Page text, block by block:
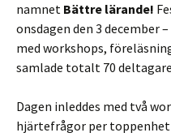
namnet Bättre lärande!
onsdagen den 3 december
med workshops,
samlade totalt 70
Dagen inleddes med två
hjärtefrågor per toppenhet